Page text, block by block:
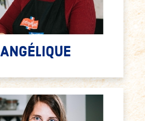
ANGÉLIQUE